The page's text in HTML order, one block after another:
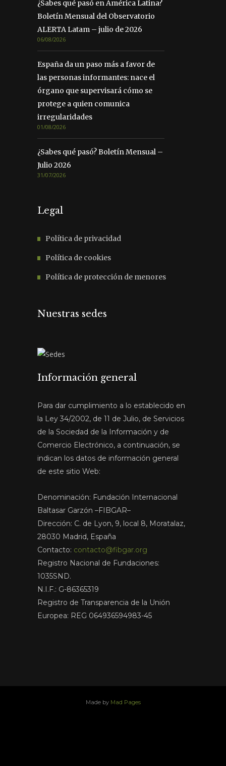
¿Sabes qué pasó en América Latina?
Boletín Mensual del Observatorio
ALERTA Latam – julio de 2026
06/08/2026
España da un paso más a favor de
las personas informantes: nace el
órgano que supervisará cómo se
protege a quien comunica
irregularidades
01/08/2026
¿Sabes qué pasó? Boletín Mensual –
Julio 2026
31/07/2026
Legal
Política de privacidad
Política de cookies
Política de protección de menores
Nuestras sedes
Información general
Para dar cumplimiento a lo establecido en
la Ley 34/2002, de 11 de Julio, de Servicios
de la Sociedad de la Información y de
Comercio Electrónico, a continuación, se
indican los datos de información general
de este sitio Web:
Denominación: Fundación Internacional
Baltasar Garzón –FIBGAR–
Dirección: C. de Lyon, 9, local 8, Moratalaz,
28030 Madrid, España
Contacto: contacto@fibgar.org
Registro Nacional de Fundaciones:
1035SND.
N.I.F.: G-86365319
Registro de Transparencia de la Unión
Europea: REG 064936594983-45
Made by Mad Pages